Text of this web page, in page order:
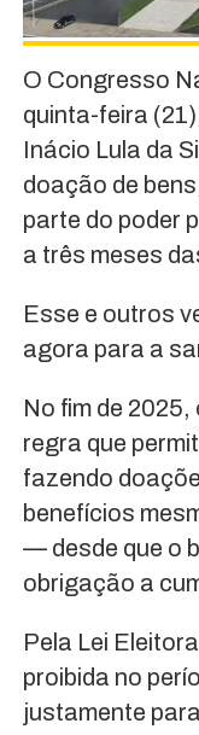
O Congresso
quinta-feira
Inácio Lula da
doação de
parte do poder
a três meses
Esse e outros
agora para a
No fim de
regra que
fazendo
benefícios
— desde que o
obrigação a
Pela Lei
proibida no
justamente